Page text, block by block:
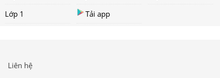
Lớp 1
Tải app
Liên hệ